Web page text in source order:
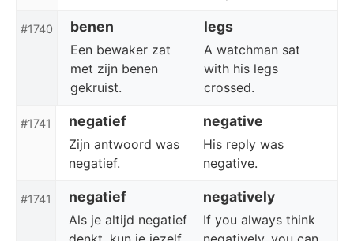
#1740 benen legs
Een bewaker zat
met zijn benen
gekruist.
A watchman sat
with his legs
crossed.
#1741 negatief negative
Zijn antwoord was
negatief.
His reply was
negative.
#1741 negatief negatively
Als je altijd negatief
If you always think